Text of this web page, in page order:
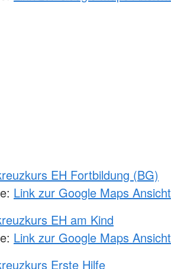
EH Fortbildung (BG)
Link zur Google Maps Ansicht
EH am Kind
Link zur Google Maps Ansicht
Erste Hilfe